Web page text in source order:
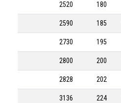
2520 180
2590 185
2730 195
2800 200
2828 202
3136 224